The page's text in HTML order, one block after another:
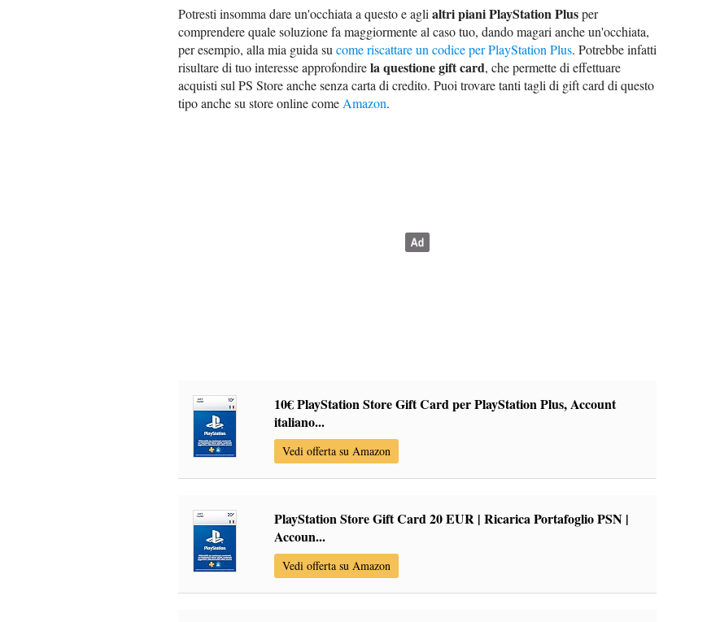
Potresti insomma dare un'occhiata a questo e agli altri piani PlayStation Plusper
comprendere quale soluzione fa maggiormente al caso tuo, dando magari anche un'occhiata,
per esempio, alla mia guida su come riscattare un codice per PlayStation Plus. Potrebbe infatti
risultare di tuo interesse approfondirela questione gift card, che permette di effettuare
acquisti sul PS Store anche senza carta di credito. Puoi trovare tanti tagli di gift card di questo
tipo anche su store online come Amazon.
10€ PlayStation Store Gift Card per PlayStation Plus, Account
italiano...
Vedi offerta su Amazon
PlayStation Store Gift Card 20 EUR | Ricarica Portafoglio PSN |
Accoun...
Vedi offerta su Amazon